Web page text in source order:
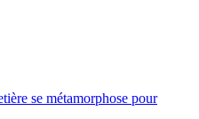
se métamorphose pour